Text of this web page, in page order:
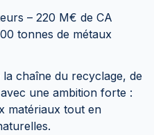
– 220 M€ de CA
tonnes de métaux
chaîne du recyclage, de
une ambition forte :
matériaux tout en